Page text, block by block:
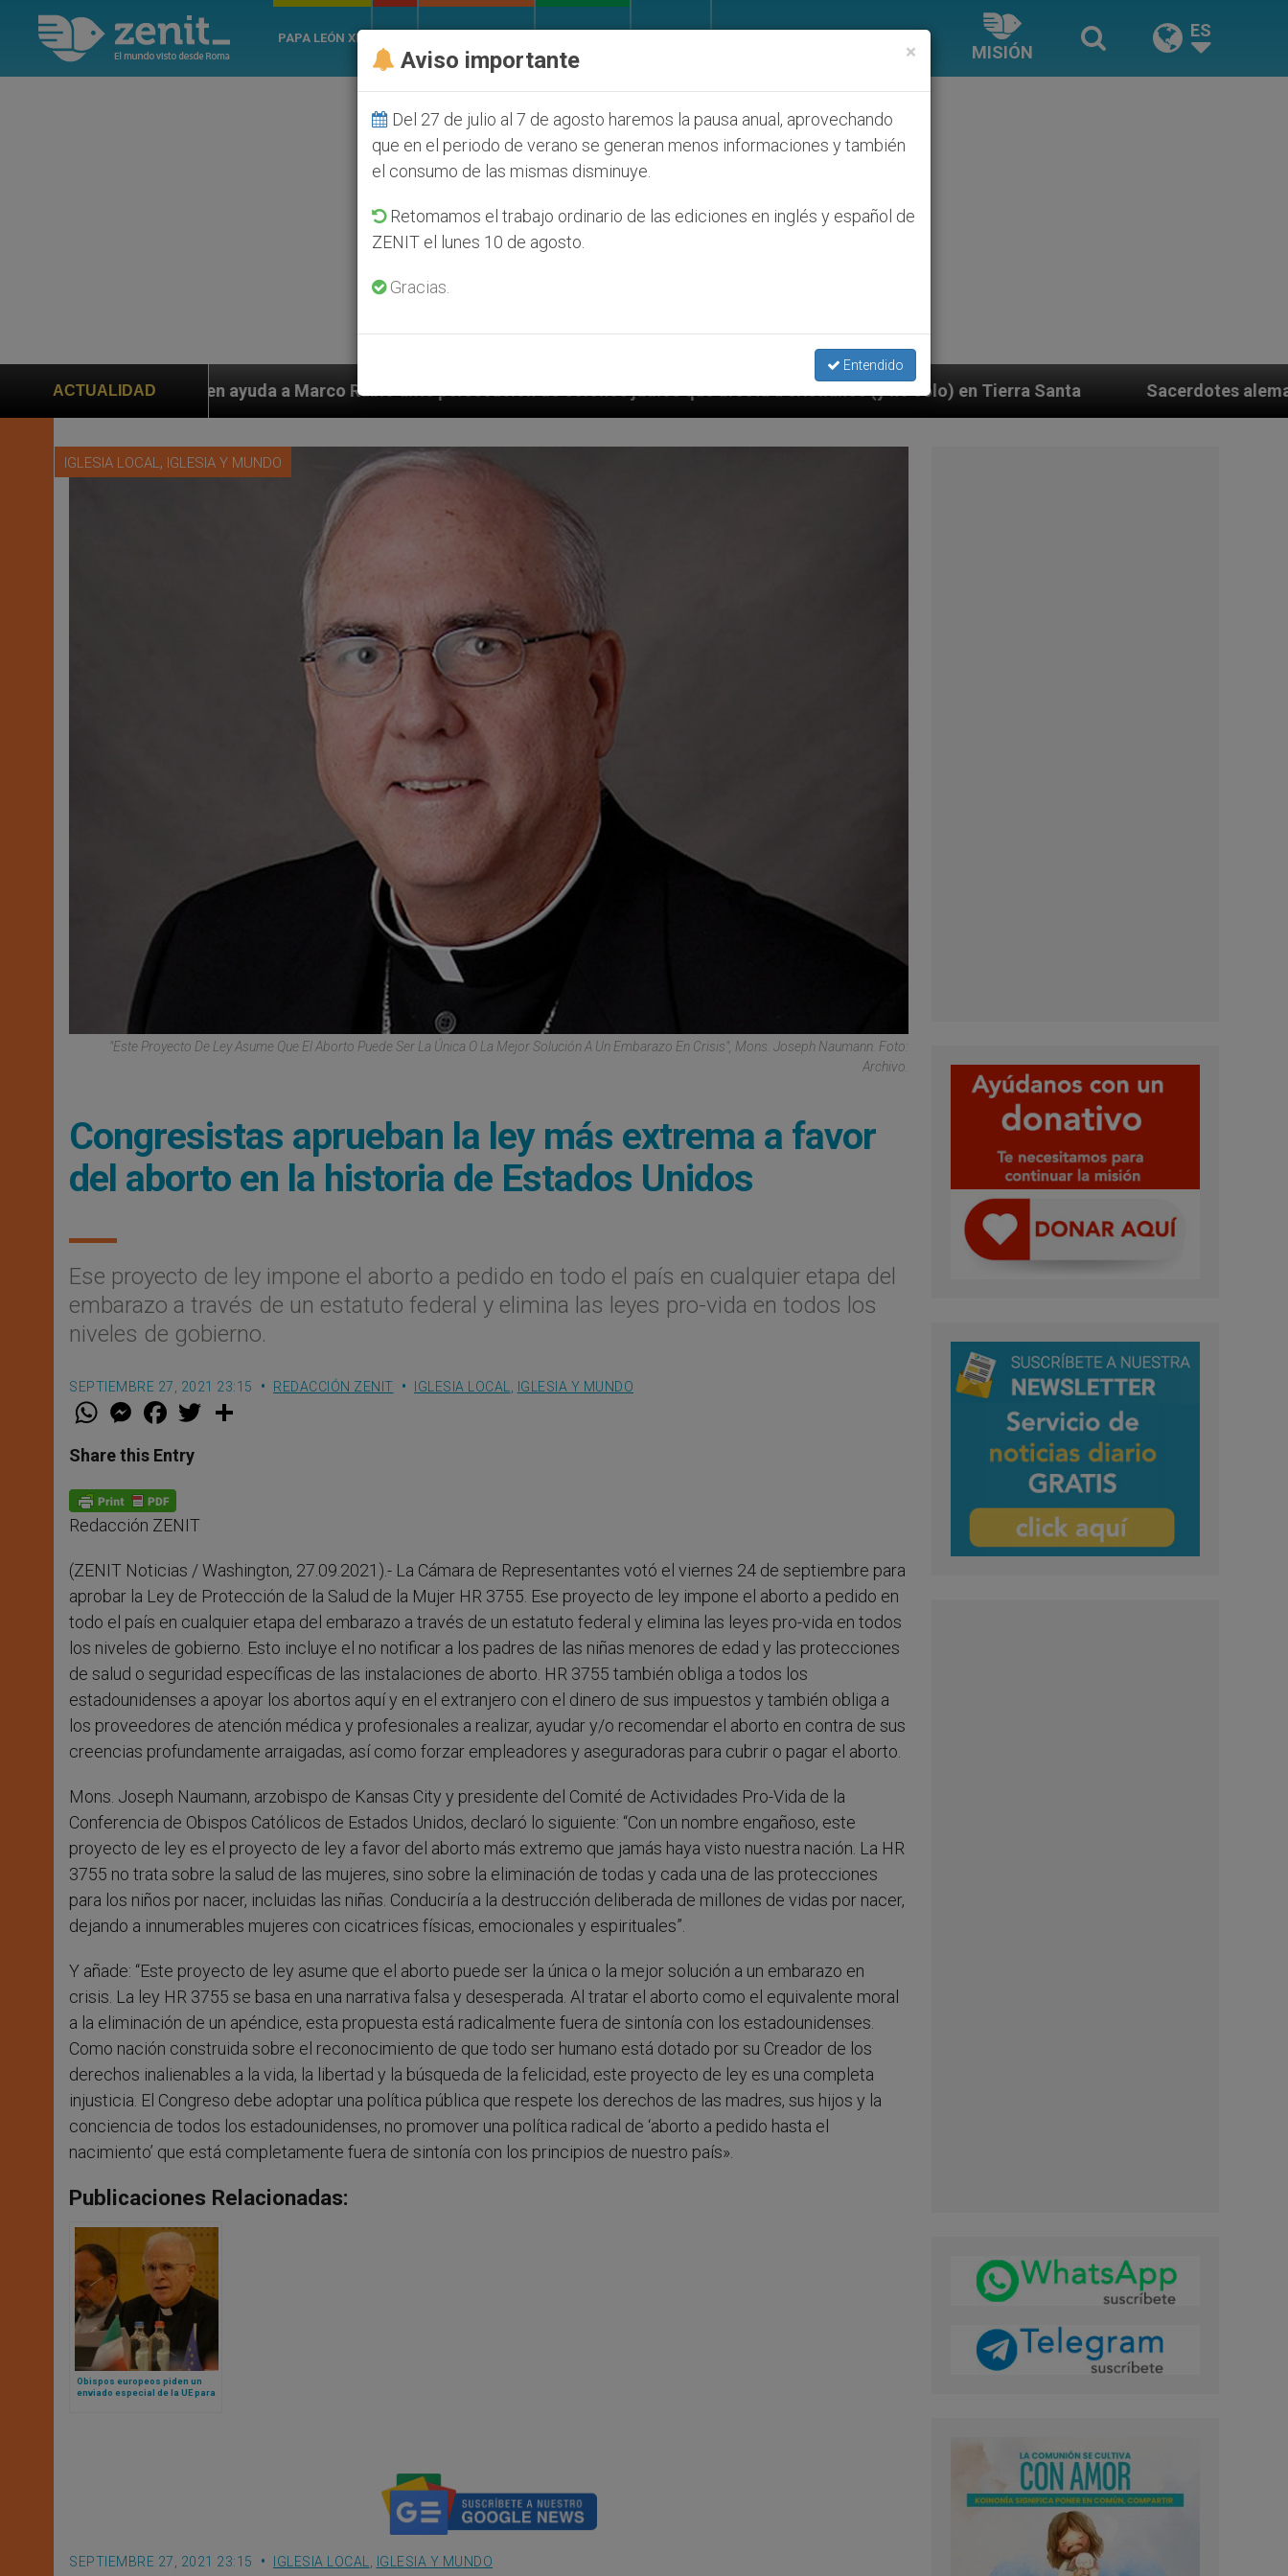
PAPA LEÓN XIV
MISIÓN
ES
ACTUALIDAD
ayuda a Marco Rubio ante persecución de colonos judíos que afecta a cristianos (y no sólo) en Tierra Santa Sacerdotes alemanes fieles al Papa
IGLESIA LOCAL, IGLESIA Y MUNDO
"Este Proyecto De Ley Asume Que El Aborto Puede Ser La Única O La Mejor Solución A Un Embarazo En Crisis", Mons. Joseph Naumann. Foto:
Archivo.
Congresistas aprueban la ley más extrema a favor
del aborto en la historia de Estados Unidos
Ese proyecto de ley impone el aborto a pedido en todo el país en cualquier etapa del
embarazo a través de un estatuto federal y elimina las leyes pro-vida en todos los
niveles de gobierno.
SEPTIEMBRE 27, 2021 23:15 REDACCIÓN ZENIT IGLESIA LOCAL IGLESIA Y MUNDO
W
t
s
p
p
M
e
s
e
g
e
r
F
a
e
b
o
k
w
Share this Entry
Redacción ZENIT
(ZENIT Noticias / Washington, 27.09.2021).- La Cámara de Representantes votó el viernes 24 de septiembre para
aprobar la Ley de Protección de la Salud de la Mujer HR 3755. Ese proyecto de ley impone el aborto a pedido en
todo el país en cualquier etapa del embarazo a través de un estatuto federal y elimina las leyes pro-vida en todos
los niveles de gobierno. Esto incluye el no notificar a los padres de las niñas menores de edad y las protecciones
de salud o seguridad específicas de las instalaciones de aborto. HR 3755 también obliga a todos los
estadounidenses a apoyar los abortos aquí y en el extranjero con el dinero de sus impuestos y también obliga a
los proveedores de atención médica y profesionales a realizar, ayudar y/o recomendar el aborto en contra de sus
creencias profundamente arraigadas, así como forzar empleadores y aseguradoras para cubrir o pagar el aborto.
Mons. Joseph Naumann, arzobispo de Kansas City y presidente del Comité de Actividades Pro-Vida de la
Conferencia de Obispos Católicos de Estados Unidos, declaró lo siguiente: “Con un nombre engañoso, este
proyecto de ley es el proyecto de ley a favor del aborto más extremo que jamás haya visto nuestra nación. La HR
3755 no trata sobre la salud de las mujeres, sino sobre la eliminación de todas y cada una de las protecciones
para los niños por nacer, incluidas las niñas. Conduciría a la destrucción deliberada de millones de vidas por nacer,
dejando a innumerables mujeres con cicatrices físicas, emocionales y espirituales”.
Y añade: “Este proyecto de ley asume que el aborto puede ser la única o la mejor solución a un embarazo en
crisis. La ley HR 3755 se basa en una narrativa falsa y desesperada. Al tratar el aborto como el equivalente moral
a la eliminación de un apéndice, esta propuesta está radicalmente fuera de sintonía con los estadounidenses.
Como nación construida sobre el reconocimiento de que todo ser humano está dotado por su Creador de los
derechos inalienables a la vida, la libertad y la búsqueda de la felicidad, este proyecto de ley es una completa
injusticia. El Congreso debe adoptar una política pública que respete los derechos de las madres, sus hijos y la
conciencia de todos los estadounidenses, no promover una política radical de ‘aborto a pedido hasta el
nacimiento’ que está completamente fuera de sintonía con los principios de nuestro país».
Publicaciones Relacionadas:
Obispos europeos piden un
enviado especial de la UE para
SEPTIEMBRE 27, 2021 23:15 IGLESIA LOCAL, IGLESIA Y MUNDO
×
Aviso importante
Del 27 de julio al 7 de agosto haremos la pausa anual, aprovechando
que en el periodo de verano se generan menos informaciones y también
el consumo de las mismas disminuye.
Retomamos el trabajo ordinario de las ediciones en inglés y español de
ZENIT el lunes 10 de agosto.
Gracias.
Entendido